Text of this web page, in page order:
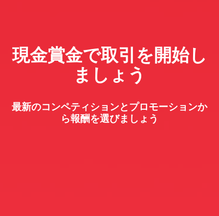
現金賞金で取引を開始し
ましょう
最新のコンペティションとプロモーションか
ら報酬を選びましょう